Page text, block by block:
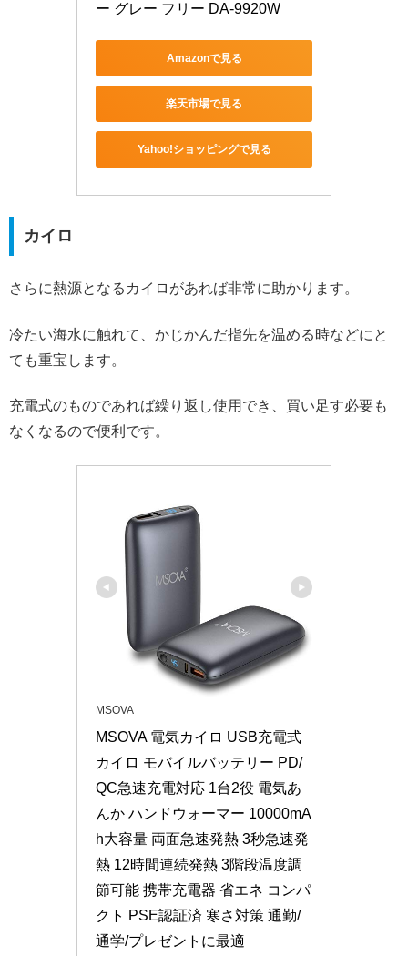
ー グレー フリー DA-9920W
Amazonで見る
楽天市場で見る
Yahoo!ショッピングで見る
カイロ
さらに熱源となるカイロがあれば非常に助かります。
冷たい海水に触れて、かじかんだ指先を温める時などにと
ても重宝します。
充電式のものであれば繰り返し使用でき、買い足す必要も
なくなるので便利です。
MSOVA
MSOVA 電気カイロ USB充電式
カイロ モバイルバッテリー PD/
QC急速充電対応 1台2役 電気あ
んか ハンドウォーマー 10000mA
h大容量 両面急速発熱 3秒急速発
熱 12時間連続発熱 3階段温度調
節可能 携帯充電器 省エネ コンパ
クト PSE認証済 寒さ対策 通勤/
通学/プレゼントに最適